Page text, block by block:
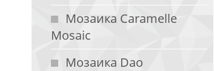
Мозаика Caramelle
Mosaic
Мозаика Dao